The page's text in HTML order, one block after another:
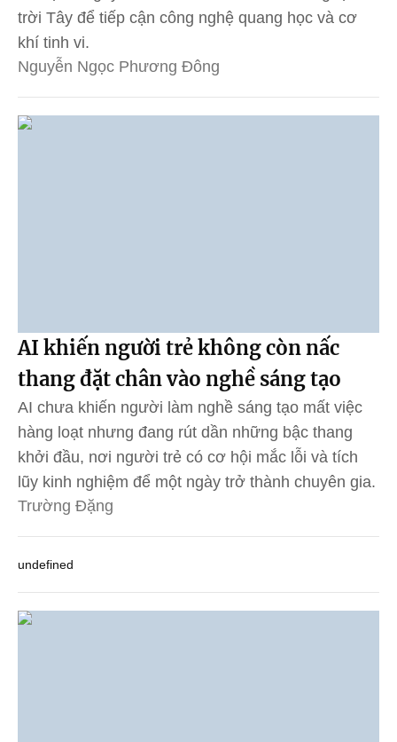
trời Tây để tiếp cận công nghệ quang học và cơ
khí tinh vi.
Nguyễn Ngọc Phương Đông
AI khiến người trẻ không còn nấc
thang đặt chân vào nghề sáng tạo
AI chưa khiến người làm nghề sáng tạo mất việc
hàng loạt nhưng đang rút dần những bậc thang
khởi đầu, nơi người trẻ có cơ hội mắc lỗi và tích
lũy kinh nghiệm để một ngày trở thành chuyên gia.
Trường Đặng
undefined